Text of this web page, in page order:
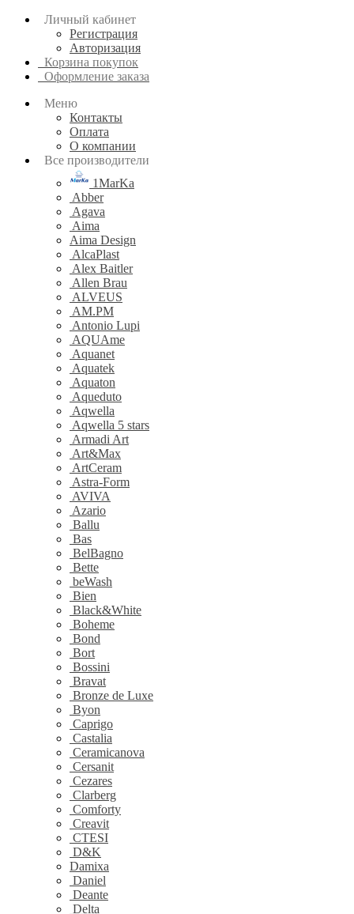
Личный кабинет
Регистрация
Авторизация
Корзина покупок
Оформление заказа
Меню
Контакты
Оплата
О компании
Все производители
1MarKa
Abber
Agava
Aima
Aima Design
AlcaPlast
Alex Baitler
Allen Brau
ALVEUS
AM.PM
Antonio Lupi
AQUAme
Aquanet
Aquatek
Aquaton
Aqueduto
Aqwella
Aqwella 5 stars
Armadi Art
Art&Max
ArtCeram
Astra-Form
AVIVA
Azario
Ballu
Bas
BelBagno
Bette
beWash
Bien
Black&White
Boheme
Bond
Bort
Bossini
Bravat
Bronze de Luxe
Byon
Caprigo
Castalia
Ceramicanova
Cersanit
Cezares
Clarberg
Comforty
Creavit
CTESI
D&K
Damixa
Daniel
Deante
Delta